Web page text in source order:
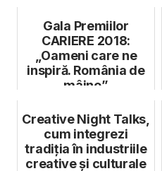
aproximativ 4...
Gala Premiilor
CARIERE 2018:
„Oameni care ne
inspiră. România de
mâine”
Creative Night Talks,
cum integrezi
tradiția în industriile
creative şi culturale